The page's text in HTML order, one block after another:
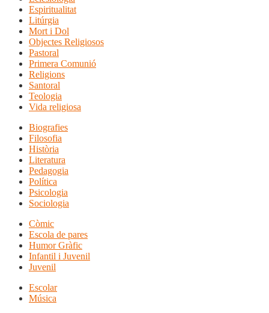
Espiritualitat
Litúrgia
Mort i Dol
Objectes Religiosos
Pastoral
Primera Comunió
Religions
Santoral
Teologia
Vida religiosa
Biografies
Filosofia
Història
Literatura
Pedagogia
Política
Psicologia
Sociologia
Còmic
Escola de pares
Humor Gràfic
Infantil i Juvenil
Juvenil
Escolar
Música